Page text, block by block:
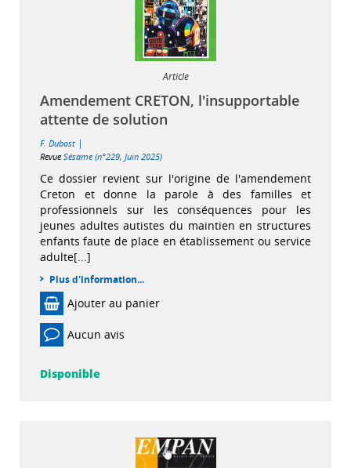
Article
Amendement CRETON, l'insupportable
attente de solution
F. Dubost |
Revue Sésame (n°229, Juin 2025)
Ce dossier revient sur l'origine de l'amendement
Creton et donne la parole à des familles et
professionnels sur les conséquences pour les
jeunes adultes autistes du maintien en structures
enfants faute de place en établissement ou service
adulte[...]
Plus d'information...
Ajouter au panier
Aucun avis
Disponible